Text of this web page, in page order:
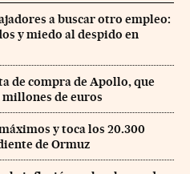
a buscar otro empleo:
y miedo al despido en
de compra de Apollo, que
de euros
y toca los 20.300
de Ormuz